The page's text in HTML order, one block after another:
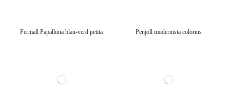
Fermall Papallona blau-verd petita Penjoll modernista colorins